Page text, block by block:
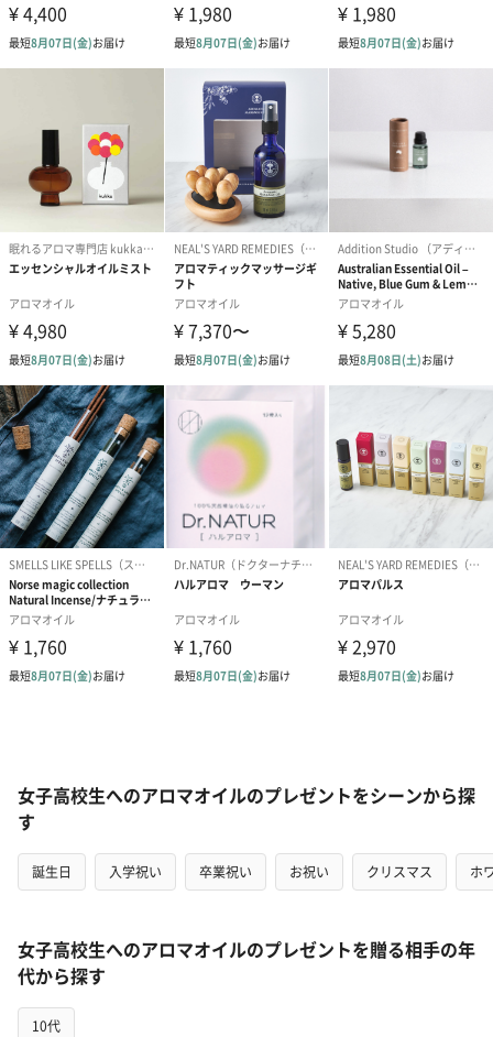
女子高校生へのアロマオイルのプレゼントをシーンから探
す
誕生日 入学祝い 卒業祝い お祝い クリスマス ホ
女子高校生へのアロマオイルのプレゼントを贈る相手の年
代から探す
10代